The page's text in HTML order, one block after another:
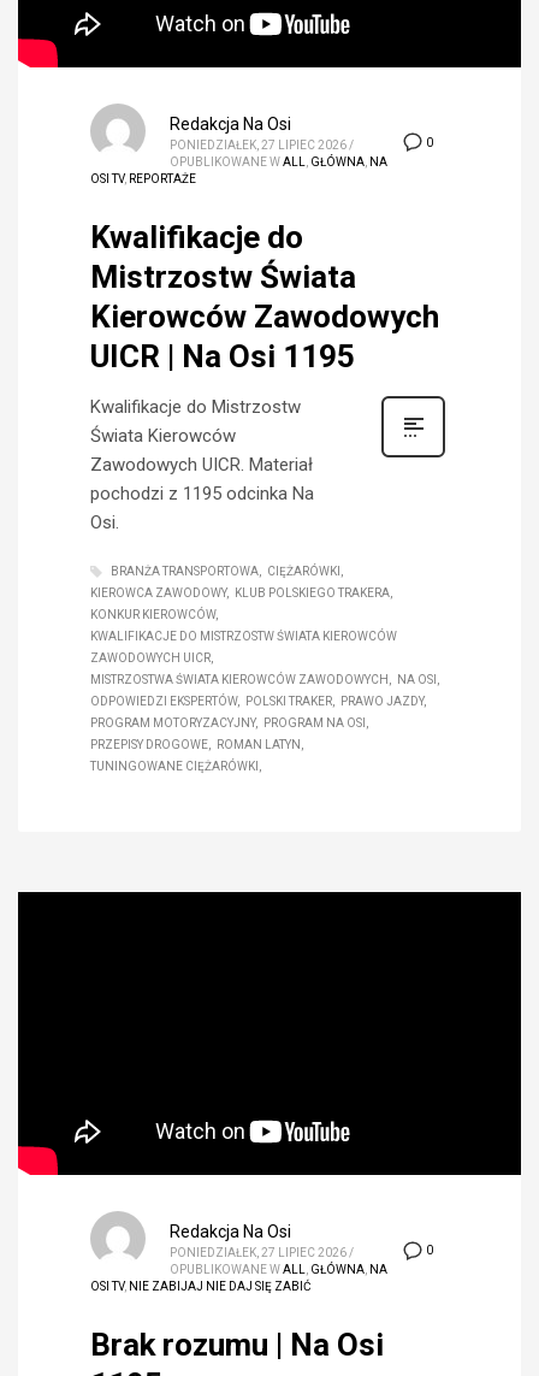
0
Redakcja Na Osi
PONIEDZIAŁEK, 27 LIPIEC 2026 /
OPUBLIKOWANE WALL GŁÓWNA NA
OSI TV, REPORTAŻE
Kwalifikacje do
Mistrzostw Świata
Kierowców Zawodowych
UICR | Na Osi 1195
Kwalifikacje do Mistrzostw
Świata Kierowców
Zawodowych UICR. Materiał
pochodzi z 1195 odcinka Na
Osi.
BRANŻA TRANSPORTOWA
CIĘŻARÓWKI
KIEROWCA ZAWODOWY
KLUB POLSKIEGO TRAKERA
KONKUR KIEROWCÓW
KWALIFIKACJE DO MISTRZOSTW ŚWIATA KIEROWCÓW
ZAWODOWYCH UICR
MISTRZOSTWA ŚWIATA KIEROWCÓW ZAWODOWYCH
NA OSI
ODPOWIEDZI EKSPERTÓW
POLSKI TRAKER
PRAWO JAZDY
PROGRAM MOTORYZACYJNY
PROGRAM NA OSI
PRZEPISY DROGOWE
ROMAN LATYN
TUNINGOWANE CIĘŻARÓWKI
0
Redakcja Na Osi
PONIEDZIAŁEK, 27 LIPIEC 2026/
OPUBLIKOWANE WALL, GŁÓWNA, NA
OSI TV, NIE ZABIJAJ NIE DAJ SIĘ ZABIĆ
Brak rozumu | Na Osi